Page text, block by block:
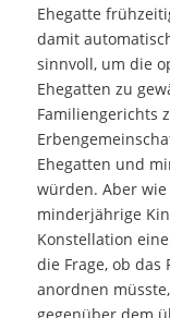
Ehegatte
damit
sinnvoll, um die
Ehegatten zu
Familiengerichts
Ehegatten und
würden. Aber
minderjährige
Konstellation
die Frage, ob
anordnen